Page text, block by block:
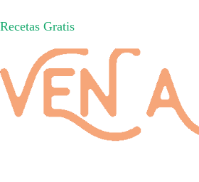
Recetas Gratis